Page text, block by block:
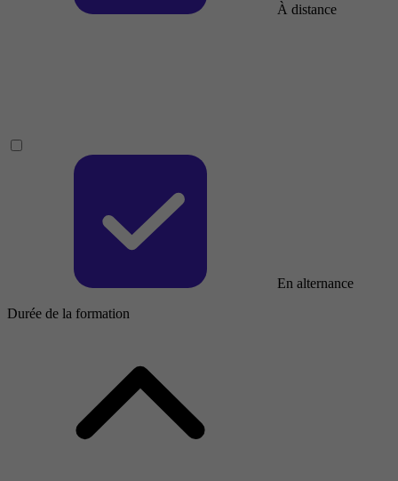
À distance
En alternance
Durée de la formation